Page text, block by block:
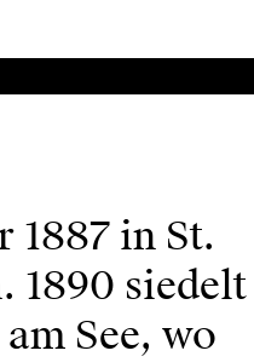
1887 in St.
1890 siedelt
See, wo